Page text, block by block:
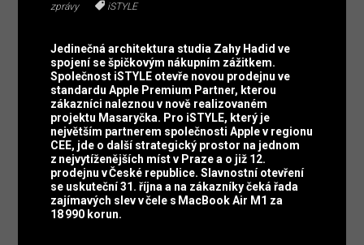
zprávy
iSTYLE
Jedinečná architektura studia Zahy Hadid ve
spojení se špičkovým nákupním zážitkem.
Společnost iSTYLE otevře novou prodejnu ve
standardu Apple Premium Partner, kterou
zákazníci naleznou v nově realizovaném
projektu Masaryčka. Pro iSTYLE, který je
největším partnerem společnosti Apple v regionu
CEE, jde o další strategický prostor na jednom
z nejvytíženějších míst v Praze a o již 12.
prodejnu v České republice. Slavnostní otevření
se uskuteční 31. října a na zákazníky čeká řada
zajímavých slev v čele s MacBook Air M1 za
18 990 korun.